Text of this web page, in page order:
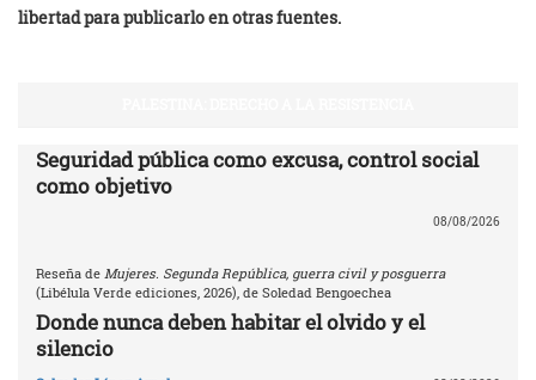
libertad para publicarlo en otras fuentes.
Seguridad pública como excusa, control social
como objetivo
08/08/2026
Reseña de Mujeres. Segunda República, guerra civil y posguerra
(Libélula Verde ediciones, 2026), de Soledad Bengoechea
Donde nunca deben habitar el olvido y el
silencio